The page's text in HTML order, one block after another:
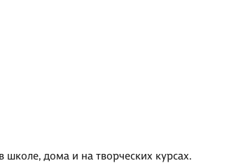
дома и на творческих курсах.